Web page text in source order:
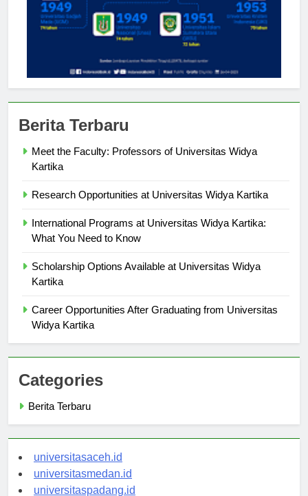
Meet the Faculty: Professors of Universitas Widya
International Programs at Universitas Widya Kartika:
Scholarship Options Available at Universitas Widya
Career Opportunities After Graduating from Universitas
Categories
universitasaceh.id
universitasmedan.id